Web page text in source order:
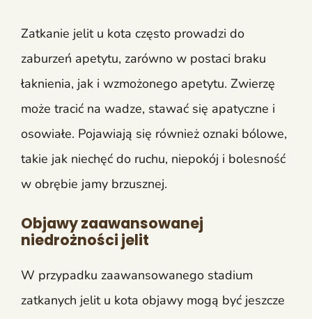
Zatkanie jelit u kota często prowadzi do
zaburzeń apetytu, zarówno w postaci braku
łaknienia, jak i wzmożonego apetytu. Zwierzę
może tracić na wadze, stawać się apatyczne i
osowiałe. Pojawiają się również oznaki bólowe,
takie jak niechęć do ruchu, niepokój i bolesność
w obrębie jamy brzusznej.
Objawy zaawansowanej
niedrożności jelit
W przypadku zaawansowanego stadium
zatkanych jelit u kota objawy mogą być jeszcze